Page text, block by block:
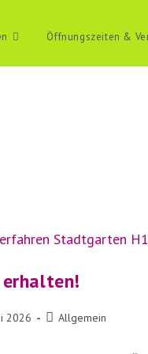
Öffnungszeiten &
2026
Beitrags-
Allgemein